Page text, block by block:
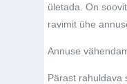
ületada. On
ravimit ühe
Annuse
Pärast rahuldava